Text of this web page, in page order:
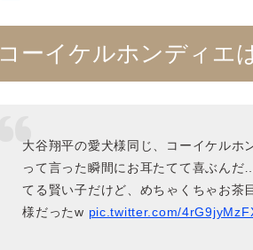
コーイケルホンディエ
大谷翔平の愛犬様同じ、コーイケルホ
って言った瞬間にお耳たてて喜ぶん
てる賢い子だけど、めちゃくちゃお
様だったw pic.twitter.com/